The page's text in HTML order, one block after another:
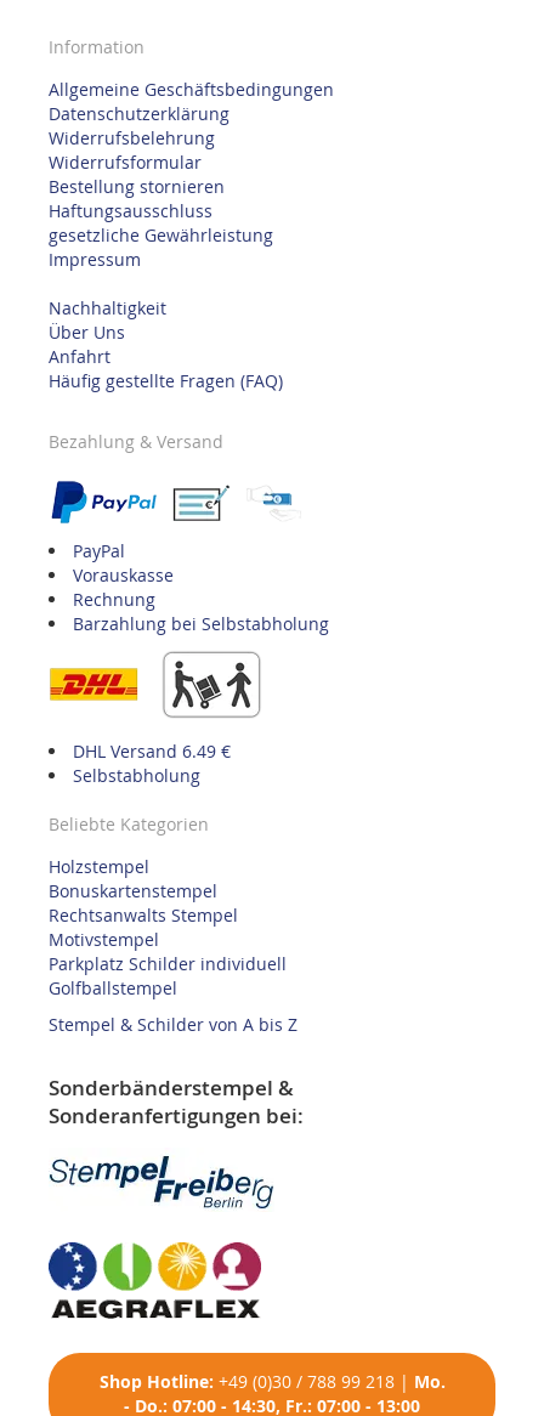
Information
Allgemeine Geschäftsbedingungen
Datenschutzerklärung
Widerrufsbelehrung
Widerrufsformular
Bestellung stornieren
Haftungsausschluss
gesetzliche Gewährleistung
Impressum
Nachhaltigkeit
Über Uns
Anfahrt
Häufig gestellte Fragen (FAQ)
Bezahlung & Versand
PayPal
Vorauskasse
Rechnung
Barzahlung bei Selbstabholung
DHL Versand 6.49 €
Selbstabholung
Beliebte Kategorien
Holzstempel
Bonuskartenstempel
Rechtsanwalts Stempel
Motivstempel
Parkplatz Schilder individuell
Golfballstempel
Stempel & Schilder von A bis Z
Sonderbänderstempel &
Sonderanfertigungen bei:
Shop Hotline: +49 (0)30 / 788 99 218| Mo.
- Do.: 07:00 - 14:30, Fr.: 07:00 - 13:00